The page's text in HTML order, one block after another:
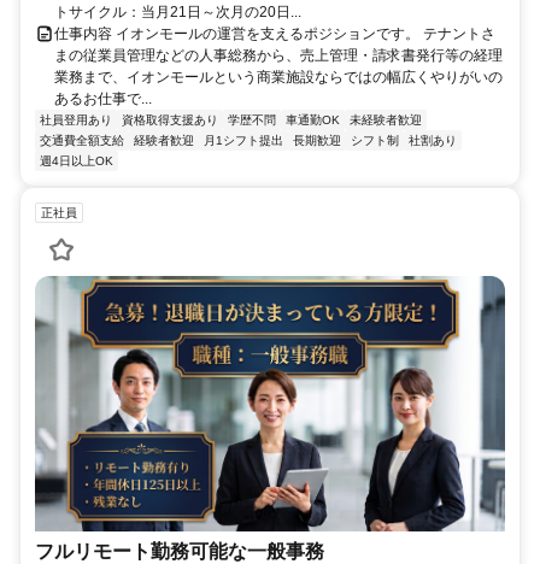
トサイクル：当月21日～次月の20日...
仕事内容 イオンモールの運営を支えるポジションです。 テナントさ
まの従業員管理などの人事総務から、売上管理・請求書発行等の経理
業務まで、イオンモールという商業施設ならではの幅広くやりがいの
あるお仕事で...
社員登用あり 資格取得支援あり 学歴不問 車通勤OK
未経験者歓迎
交通費全額支給
経験者歓迎 月1シフト提出 長期歓迎 シフト制
社割あり
週4日以上OK
正社員
フルリモート勤務可能な一般事務